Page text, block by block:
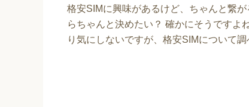
格安SIMに興味があるけど、ちゃんと繋
らちゃんと決めたい？ 確かにそうですよ
り気にしないですが、格安SIMについて